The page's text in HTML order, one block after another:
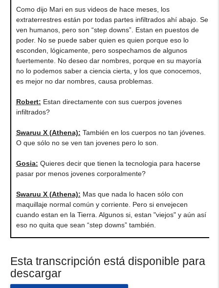
Como dijo Mari en sus videos de hace meses, los
extraterrestres están por todas partes infiltrados ahí abajo. Se
ven humanos, pero son “step downs”. Estan en puestos de
poder. No se puede saber quien es quien porque eso lo
esconden, lógicamente, pero sospechamos de algunos
fuertemente. No deseo dar nombres, porque en su mayoría
no lo podemos saber a ciencia cierta, y los que conocemos,
es mejor no dar nombres, causa problemas.
Robert: Estan directamente con sus cuerpos jovenes
infiltrados?
Swaruu X (Athena): También en los cuerpos no tan jóvenes.
O que sólo no se ven tan jovenes pero lo son.
Gosia: Quieres decir que tienen la tecnologia para hacerse
pasar por menos jovenes corporalmente?
Swaruu X (Athena): Mas que nada lo hacen sólo con
maquillaje normal común y corriente. Pero si envejecen
cuando estan en la Tierra. Algunos si, estan "viejos" y aún así
eso no quita que sean “step downs” también.
Esta transcripción está disponible para
descargar